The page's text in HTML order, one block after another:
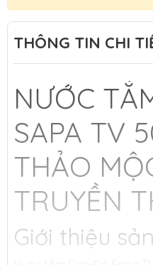
THÔNG TIN CHI
NƯỚC
SAPA TV
THẢO
TRUYỀN
Giới thiệu